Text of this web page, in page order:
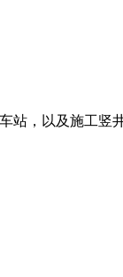
，以及施工竖